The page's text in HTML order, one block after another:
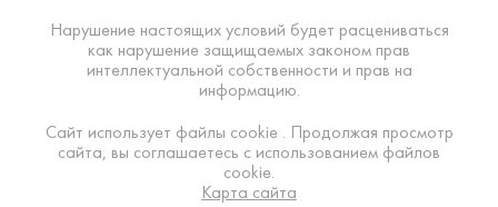
Нарушение настоящих условий будет расцениваться
как нарушение защищаемых законом прав
интеллектуальной собственности и прав на
информацию.
Сайт использует файлы cookie . Продолжая просмотр
сайта, вы соглашаетесь с использованием файлов
cookie.
Карта сайта